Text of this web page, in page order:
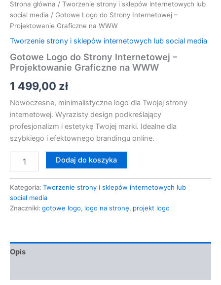
Strona główna / Tworzenie strony i sklepów internetowych lub
social media / Gotowe Logo do Strony Internetowej –
Projektowanie Graficzne na WWW
Tworzenie strony i sklepów internetowych lub social media
Gotowe Logo do Strony Internetowej –
Projektowanie Graficzne na WWW
1 499,00 zł
Nowoczesne, minimalistyczne logo dla Twojej strony
internetowej. Wyrazisty design podkreślający
profesjonalizm i estetykę Twojej marki. Idealne dla
szybkiego i efektownego brandingu online.
Dodaj do koszyka
Kategoria: Tworzenie strony i sklepów internetowych lub
social media
Znaczniki: gotowe logo, logo na stronę, projekt logo
Opis